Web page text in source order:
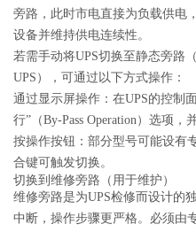
旁路，此时市电直接为负载供电
设备并维持供电连续性。‌
若需‌手动‌将UPS切换至静态旁路
UPS），可通过以下方式操作：
通过显示屏操作‌：在UPS的控制
行”（By-Pass Operation）选项，
按操作按钮‌：部分型号可能设有
合键可触发切换。‌
切换到维修旁路（用于维护）
维修旁路是为UPS检修而设计的
中断，操作步骤更严格。‌必须由